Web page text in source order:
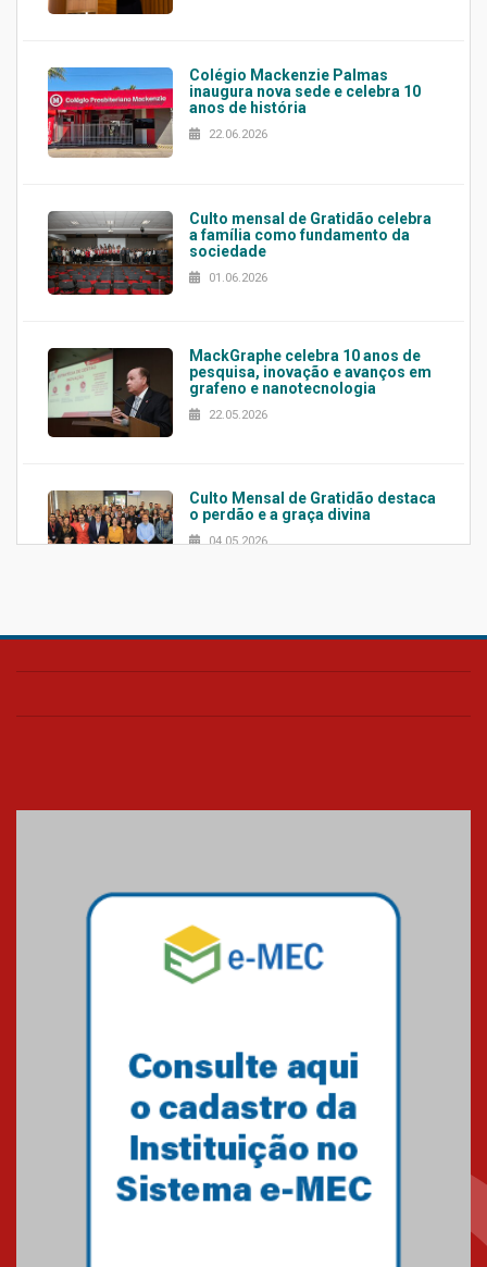
Colégio Mackenzie Palmas
inaugura nova sede e celebra 10
anos de história
22.06.2026
Culto mensal de Gratidão celebra
a família como fundamento da
sociedade
01.06.2026
MackGraphe celebra 10 anos de
pesquisa, inovação e avanços em
grafeno e nanotecnologia
22.05.2026
Culto Mensal de Gratidão destaca
o perdão e a graça divina
04.05.2026
Confira como foi o culto mensal
Mackenzie mobiliza campanha
solidária para apoiar famílias em
Minas Gerais
Primeiro culto do ano ressalta o
27.02.2026